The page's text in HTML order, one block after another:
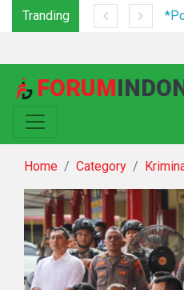
Tranding
FORUM
Home Category